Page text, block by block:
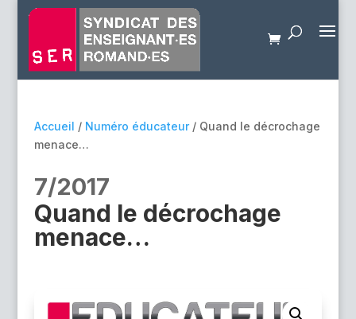
Accueil / Numéro éducateur/ Quand le décrochage
menace…
7/2017
Quand le décrochage
menace…